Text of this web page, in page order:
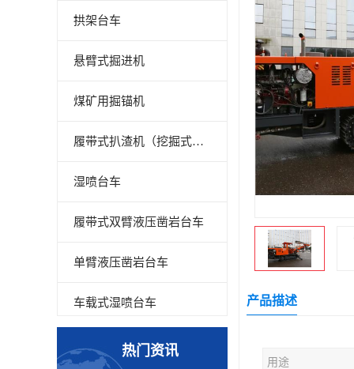
拱架台车
悬臂式掘进机
煤矿用掘锚机
履带式扒渣机（挖掘式装载机）
湿喷台车
履带式双臂液压凿岩台车
单臂液压凿岩台车
车载式湿喷台车
多臂凿岩台车热门资讯
产品描述
用途